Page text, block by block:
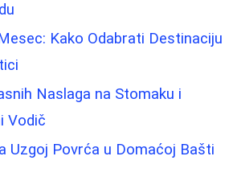
Kako Odabrati Destinaciju
Naslaga na Stomaku i
Vodič
Uzgoj Povrća u Domaćoj Bašti